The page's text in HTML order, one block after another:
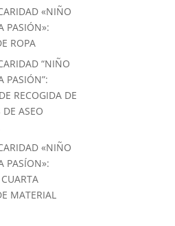
«NIÑO
PASIÓN»:
ROPA
“NIÑO
PASIÓN”:
RECOGIDA DE
ASEO
«NIÑO
PASÍON»:
MATERIAL